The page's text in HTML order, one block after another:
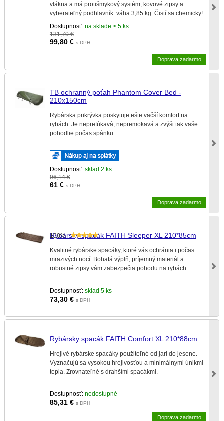
vlákna a má protišmykový systém, kovové zipsy a
vyberateľný podhlavník. váha 3,85 kg. Čistí sa chemicky!
Dostupnosť:na sklade > 5 ks
131,70 €
99,80 € s DPH
Doprava zadarmo
TB ochranný poťah Phantom Cover Bed -
210x150cm
Rybárska prikrývka poskytuje ešte väčší komfort na
rybách. Je neprefúkavá, nepremokavá a zvýši tak vaše
pohodlie počas spánku.
Dostupnosť:sklad 2 ks
96,14 €
61 € s DPH
Doprava zadarmo
100%
Rybársky spacák FAITH Sleeper XL 210*85cm
Kvalitné rybárske spacáky, ktoré vás ochránia i počas
mrazivých nocí. Bohatá výplň, príjemný materiál a
robustné zipsy vám zabezpečia pohodu na rybách.
Dostupnosť:sklad 5 ks
73,30 € s DPH
Rybársky spacák FAITH Comfort XL 210*88cm
Hrejivé rybárske spacáky použiteľné od jari do jesene.
Vyznačujú sa vysokou hrejivosťou a minimálnymi únikmi
tepla. Zrovnateľné s drahšími spacákmi.
Dostupnosť:nedostupné
85,31 € s DPH
Doprava zadarmo